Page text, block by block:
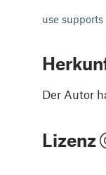
use supports
Der Autor
Lizenz